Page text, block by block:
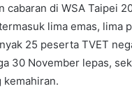
cabaran di WSA Taipei
lima emas, lima
25 peserta TVET
30 November lepas,
kemahiran.